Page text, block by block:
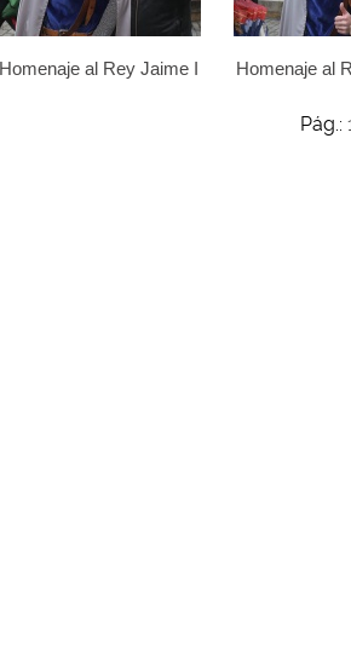
Homenaje al Rey Jaime I Homenaje al
Pág.: